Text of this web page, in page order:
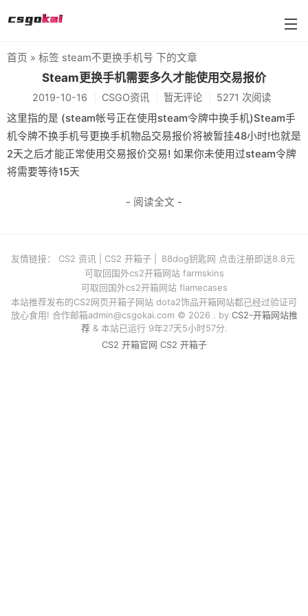
BUFF武器箱大全
farmskins
88dog
flamecases
首页 » 标签 steam不更换手机号 下的文章
Steam更换手机需要多久才能使用交易报价
2019-10-16 CSGO资讯 暂无评论 5271 次阅读
这里指的是 (steam帐号正在使用steam令牌中换手机)Steam手
机令牌不换手机号更换手机物品交易报价将被暂挂48小时!也就是
2天之后才能正常使用交易报价交易! 如果你未使用过steam令牌
将需要等待15天
- 阅读全文 -
友情链接： CS2 资讯 CS2 开箱子
88dog钥匙网 点击注册即送8.8元
可取回国外cs2开箱网站 farmskins
可取回国外cs2开箱网站 flamecases
本站推荐发布的CS2网页开箱子网站 dota2饰品开箱网站都已经过验证可
放心食用! 合作邮箱admin@csgokai.com© 2026 . by CS2-开箱网站推
荐& 本站已运行 9年27天5小时57分.
CS2 开箱官网 CS2 开箱子